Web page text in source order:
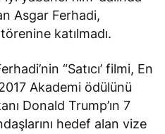
Asgar Ferhadi,
katılmadı.
“Satıcı’ filmi, En
Akademi ödülünü
Donald Trump’ın 7
hedef alan vize